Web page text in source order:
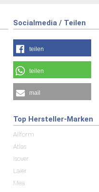
Socialmedia / Teilen
teilen
teilen
mail
Top Hersteller-Marken
Allform
Atlas
Isover
Laier
Mea